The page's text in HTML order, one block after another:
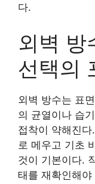
다.
외벽 방
선택의
외벽 방수는 표
의 균열이나 습
접착이 약해진
로 메우고 기초
것이 기본이다.
태를 재확인해야